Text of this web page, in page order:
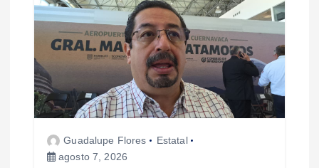
Guadalupe Flores
Estatal
agosto 7, 2026